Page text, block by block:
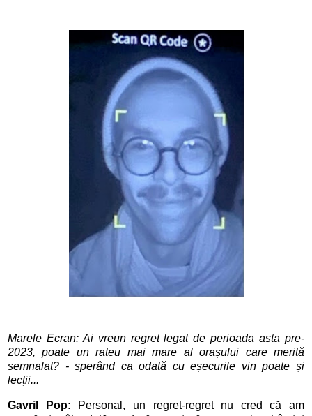
Marele Ecran: Ai vreun regret legat de perioada asta pre-
2023, poate un rateu mai mare al orașului care merită
semnalat? - sperând ca odată cu eșecurile vin poate și
lecții...
Gavril Pop:
Personal, un regret-regret nu cred că am